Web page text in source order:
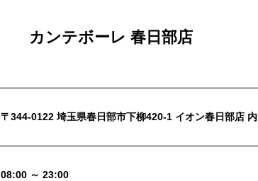
カンテボーレ 春日部店
〒344-0122 埼玉県春日部市下柳420-1 イオン春日部店 内
08:00 ～ 23:00